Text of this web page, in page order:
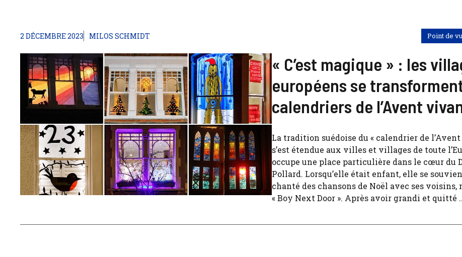
2 DÉCEMBRE 2023 MILOS SCHMIDT Point de
« C’est magique » : les
européens se
calendriers de l’Avent
La tradition suédoise du « calendrier de
s’est étendue aux villes et villages de toute
occupe une place particulière dans le cœur du
Pollard. Lorsqu’elle était enfant, elle se
chanté des chansons de Noël avec ses
« Boy Next Door ». Après avoir grandi et quitté